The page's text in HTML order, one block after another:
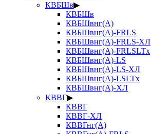
КВБШв▶
КВБШв
КВБШвнг(А)
КВБШвнг(А)-FRLS
КВБШвнг(А)-FRLS-ХЛ
КВБШвнг(А)-FRLSLTx
КВБШвнг(А)-LS
КВБШвнг(А)-LS-ХЛ
КВБШвнг(А)-LSLTx
КВБШвнг(А)-ХЛ
КВВГ▶
КВВГ
КВВГ-ХЛ
КВВГнг(А)